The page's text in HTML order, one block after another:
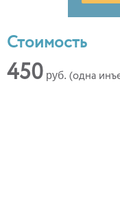
Стоимость
450 руб. (одна